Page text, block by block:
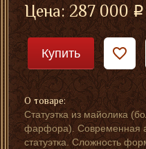
Цена:287 000
Купить
О товаре:
Статуэтка из майолика
фарфора). Современная
статуэтка. Сложность